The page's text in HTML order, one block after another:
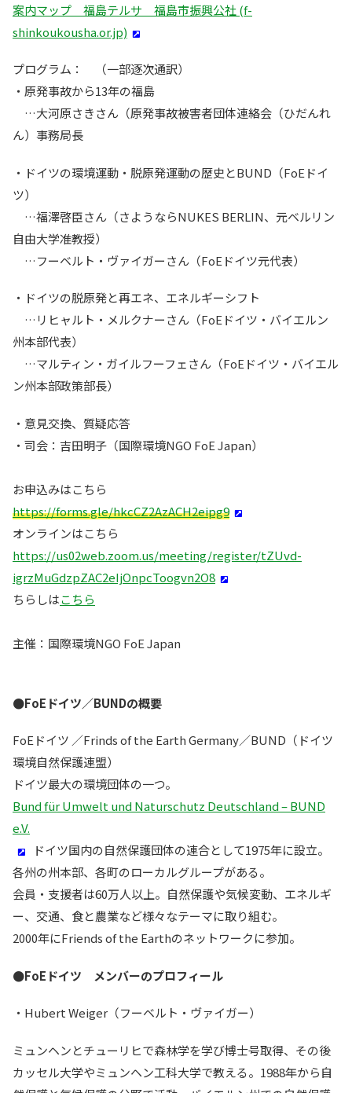
案内マップ 福島テルサ 福島市振興公社 (f-
shinkoukousha.or.jp)
プログラム： （一部逐次通訳）
・原発事故から13年の福島
…大河原さきさん（原発事故被害者団体連絡会（ひだんれ
ん）事務局長
・ドイツの環境運動・脱原発運動の歴史とBUND（FoEドイ
ツ）
…福澤啓臣さん（さようならNUKES BERLIN、元ベルリン
自由大学准教授）
…フーベルト・ヴァイガーさん（FoEドイツ元代表）
・ドイツの脱原発と再エネ、エネルギーシフト
…リヒャルト・メルクナーさん（FoEドイツ・バイエルン
州本部代表）
…マルティン・ガイルフーフェさん（FoEドイツ・バイエル
ン州本部政策部長）
・意見交換、質疑応答
・司会：吉田明子（国際環境NGO FoE Japan）
お申込みはこちら
https://forms.gle/hkcCZ2AzACH2eipg9
オンラインはこちら
https://us02web.zoom.us/meeting/register/tZUvd-
igrzMuGdzpZAC2eIjOnpcToogvn2O8
ちらしはこちら
主催：国際環境NGO FoE Japan
●FoEドイツ／BUNDの概要
FoEドイツ ／Frinds of the Earth Germany／BUND（ドイツ
環境自然保護連盟）
ドイツ最大の環境団体の一つ。
Bund für Umwelt und Naturschutz Deutschland – BUND
e.V.
ドイツ国内の自然保護団体の連合として1975年に設立。
各州の州本部、各町のローカルグループがある。
会員・支援者は60万人以上。自然保護や気候変動、エネルギ
ー、交通、食と農業など様々なテーマに取り組む。
2000年にFriends of the Earthのネットワークに参加。
●FoEドイツ メンバーのプロフィール
・Hubert Weiger（フーベルト・ヴァイガー）
ミュンヘンとチューリヒで森林学を学び博士号取得、その後
カッセル大学やミュンヘン工科大学で教える。1988年から自